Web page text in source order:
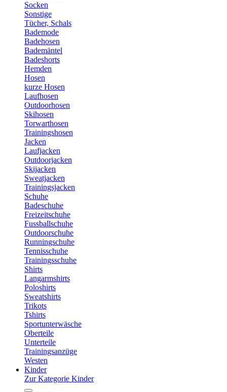
Socken
Sonstige
Tücher, Schals
Bademode
Badehosen
Bademäntel
Badeshorts
Hemden
Hosen
kurze Hosen
Laufhosen
Outdoorhosen
Skihosen
Torwarthosen
Trainingshosen
Jacken
Laufjacken
Outdoorjacken
Skijacken
Sweatjacken
Trainingsjacken
Schuhe
Badeschuhe
Freizeitschuhe
Fussballschuhe
Outdoorschuhe
Runningschuhe
Tennisschuhe
Trainingsschuhe
Shirts
Langarmshirts
Poloshirts
Sweatshirts
Trikots
Tshirts
Sportunterwäsche
Oberteile
Unterteile
Trainingsanzüge
Westen
Kinder
Zur Kategorie Kinder